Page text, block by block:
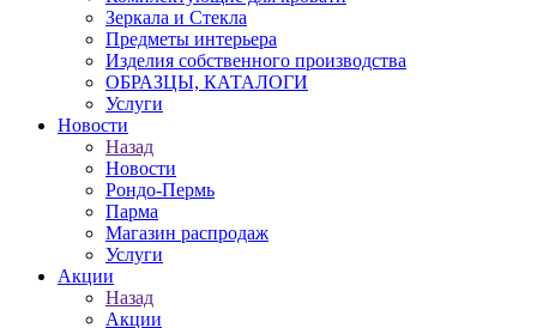
Зеркала и Стекла
Предметы интерьера
Изделия собственного производства
ОБРАЗЦЫ, КАТАЛОГИ
Услуги
Новости
Назад
Новости
Рондо-Пермь
Парма
Магазин распродаж
Услуги
Акции
Назад
Акции